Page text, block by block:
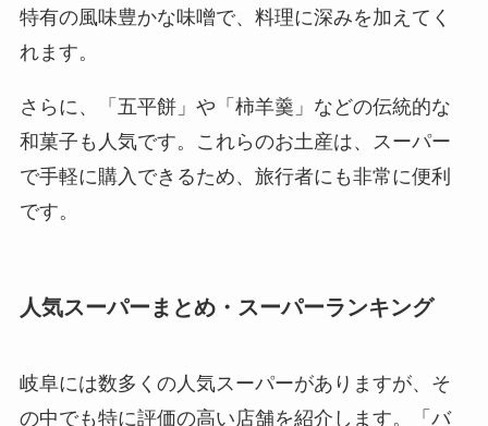
特有の風味豊かな味噌で、料理に深みを加えてく
れます。
さらに、「五平餅」や「柿羊羹」などの伝統的な
和菓子も人気です。これらのお土産は、スーパー
で手軽に購入できるため、旅行者にも非常に便利
です。
人気スーパーまとめ・スーパーランキング
岐阜には数多くの人気スーパーがありますが、そ
の中でも特に評価の高い店舗を紹介します。「バ